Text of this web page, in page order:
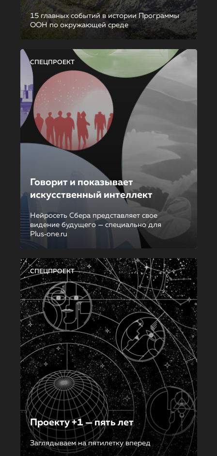
15 главных событий в истории Программы
ООН по окружающей среде
СПЕЦПРОЕКТ
Говорит и показывает
искусственный интеллект
Нейросеть Сбера представляет свое
видение будущего — специально для
Plus‑one.ru
СПЕЦПРОЕКТ
Проекту +1 — пять лет
Заглядываем на пятилетку вперед